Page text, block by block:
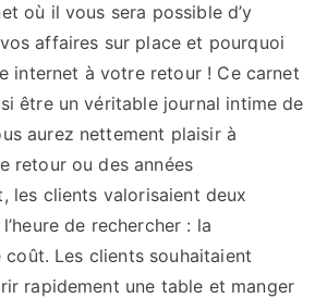
où il vous sera possible d’y
affaires sur place et pourquoi
internet à votre retour ! Ce carnet
être un véritable journal intime de
aurez nettement plaisir à
retour ou des années
les clients valorisaient deux
de rechercher : la
Les clients souhaitaient
rapidement une table et manger